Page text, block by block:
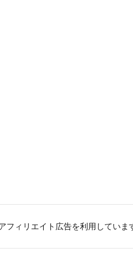
フィリエイト広告を利用していま